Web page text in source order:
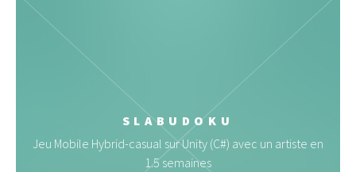
SLABUDOKU
Jeu Mobile Hybrid-casual sur Unity (C#) avec un artiste en
1.5 semaines